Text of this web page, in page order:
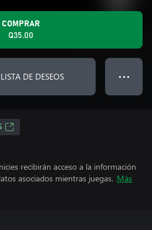
COMPRAR
Q35.00
DE DESEOS ● ● ●
recibirán acceso a la información
asociados mientras juegas. Más